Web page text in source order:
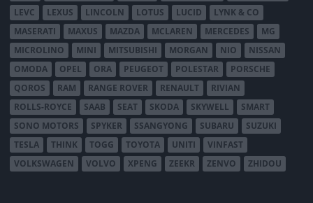
LEVC
LEXUS LINCOLN LOTUS LUCID
LYNK & CO
MASERATI
MAXUS MAZDA MCLAREN MERCEDES
MG
MICROLINO
MINI MITSUBISHI MORGAN NIO
NISSAN
OMODA
OPEL ORA PEUGEOT POLESTAR
PORSCHE
QOROS
RAM RANGE ROVER RENAULT
RIVIAN
ROLLS-ROYCE
SAAB SEAT SKODA SKYWELL
SMART
SONO MOTORS
SPYKER SSANGYONG SUBARU
SUZUKI
TESLA
THINK TOGG TOYOTA UNITI
VINFAST
VOLKSWAGEN
VOLVO XPENG ZEEKR ZENVO ZHIDOU